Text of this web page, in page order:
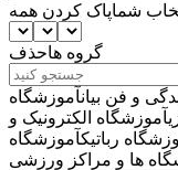
شماپاک کردن همه
گروه هاحذف
و فن بیانآموزشگاه
آموزشگاه الکترونیک و
رباتیک
ها و مراکز ورزشی